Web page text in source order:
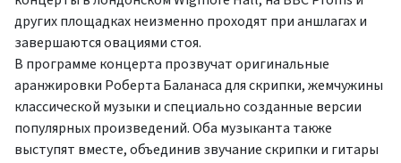
других площадках неизменно проходят при аншлагах и
завершаются овациями стоя.
В программе концерта прозвучат оригинальные
аранжировки Роберта Баланаса для скрипки, жемчужины
классической музыки и специально созданные версии
популярных произведений. Оба музыканта также
выступят вместе, объединив звучание скрипки и гитары